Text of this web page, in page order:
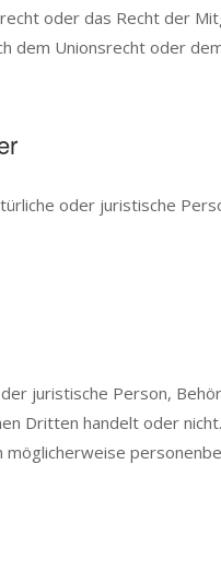
oder das Recht der
dem Unionsrecht oder
oder juristische
juristische Person,
Dritten handelt oder